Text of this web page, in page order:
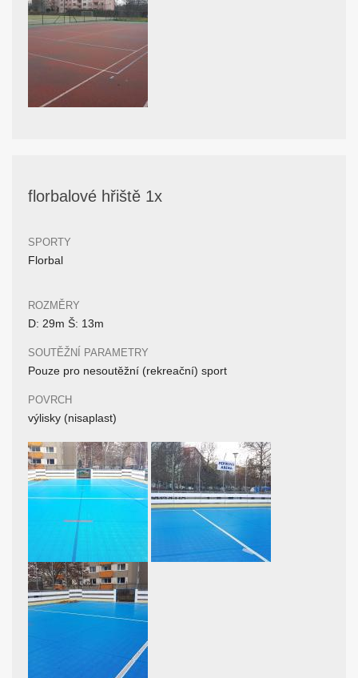
florbalové hřiště 1x
SPORTY
Florbal
ROZMĚRY
D: 29m Š: 13m
SOUTĚŽNÍ PARAMETRY
Pouze pro nesoutěžní (rekreační) sport
POVRCH
výlisky (nisaplast)